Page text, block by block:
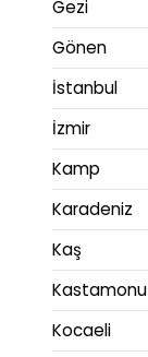
Gezi
Gönen
İstanbul
İzmir
Kamp
Karadeniz
Kaş
Kastamonu
Kocaeli